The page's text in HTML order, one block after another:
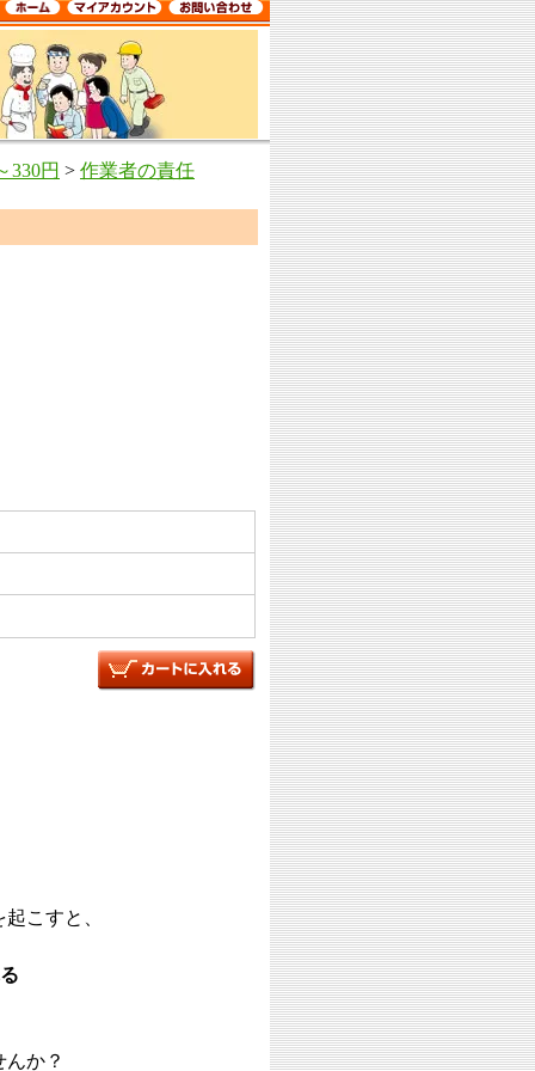
330円 > 作業者の責任
こすと、
か？